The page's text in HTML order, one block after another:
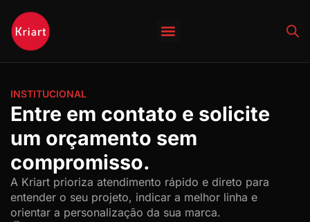
INSTITUCIONAL
Entre em contato e solicite
um orçamento sem
compromisso.
A Kriart prioriza atendimento rápido e direto para
entender o seu projeto, indicar a melhor linha e
orientar a personalização da sua marca.